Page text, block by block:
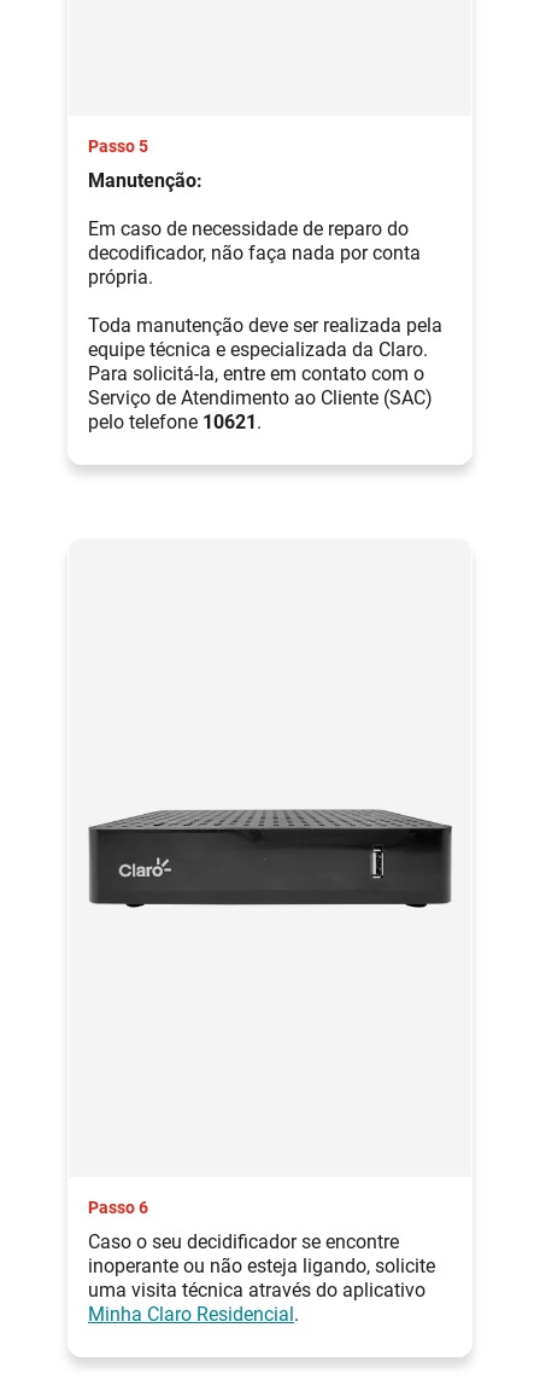
Passo 5
Manutenção:
Em caso de necessidade de reparo do
decodificador, não faça nada por conta
própria.
Toda manutenção deve ser realizada pela
equipe técnica e especializada da Claro.
Para solicitá-la, entre em contato com o
Serviço de Atendimento ao Cliente (SAC)
pelo telefone 10621.
Passo 6
Caso o seu decidificador se encontre
inoperante ou não esteja ligando, solicite
uma visita técnica através do aplicativo
Minha Claro Residencial.